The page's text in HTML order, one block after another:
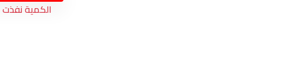
الكمية نفذت